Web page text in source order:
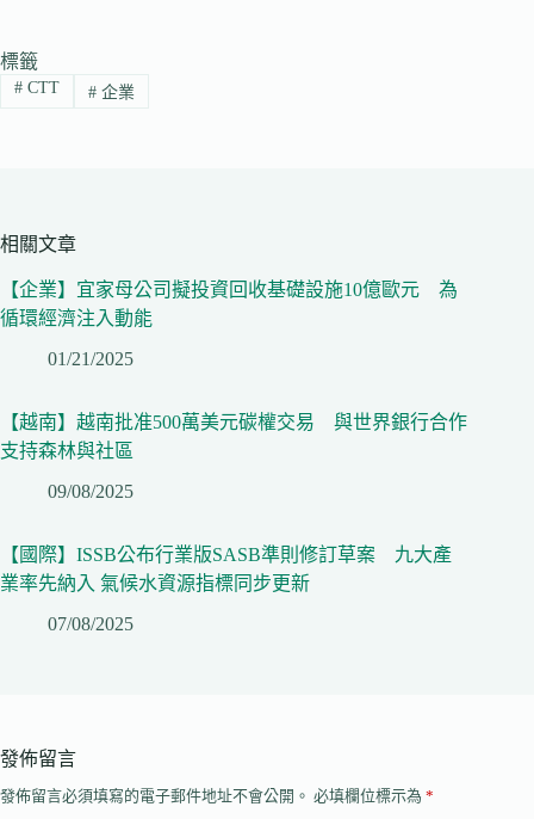
標籤
#CTT #企業
相關文章
【企業】宜家母公司擬投資回收基礎設施10億歐元 為
循環經濟注入動能
01/21/2025
【越南】越南批准500萬美元碳權交易 與世界銀行合作
支持森林與社區
09/08/2025
【國際】ISSB公布行業版SASB準則修訂草案 九大產
業率先納入 氣候水資源指標同步更新
07/08/2025
發佈留言
發佈留言必須填寫的電子郵件地址不會公開。 必填欄位標示為 *